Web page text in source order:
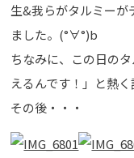
生&我らがタルミーが
ました。(°∀°)b
ちなみに、この日の
えるんです！」と熱
その後・・・